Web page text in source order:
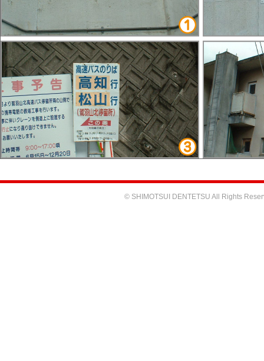
© SHIMOTSUI DENTETSU All Rights